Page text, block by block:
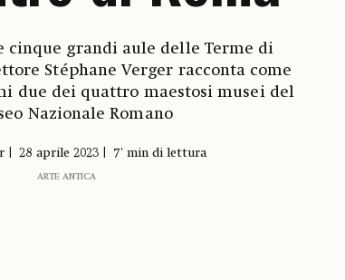
cinque grandi aule delle Terme di
Stéphane Verger racconta come
due dei quattro maestosi musei del
Nazionale Romano
28 aprile 2023 7' min di lettura
ARTE ANTICA